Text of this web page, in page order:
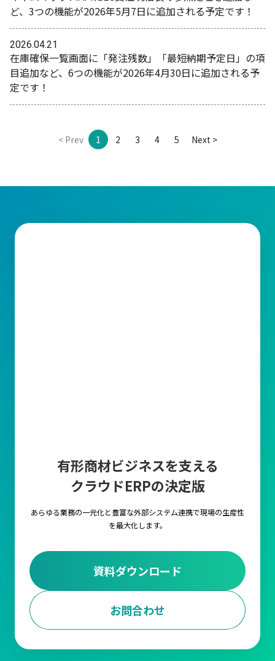
ど、3つの機能が2026年5月7日に追加される予定です！
2026.04.21
在庫確保一覧画面に「発注残数」「最短納期予定日」の項
目追加など、6つの機能が2026年4月30日に追加される予
定です！
< Prev 1 2 3 4 5 Next >
有形商材ビジネスを支える
クラウドERPの決定版
あらゆる業務の一元化と豊富な外部システム連携で現場の生産性
を最大化します。
資料ダウンロード
お問合わせ